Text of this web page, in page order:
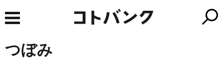
つぼみ